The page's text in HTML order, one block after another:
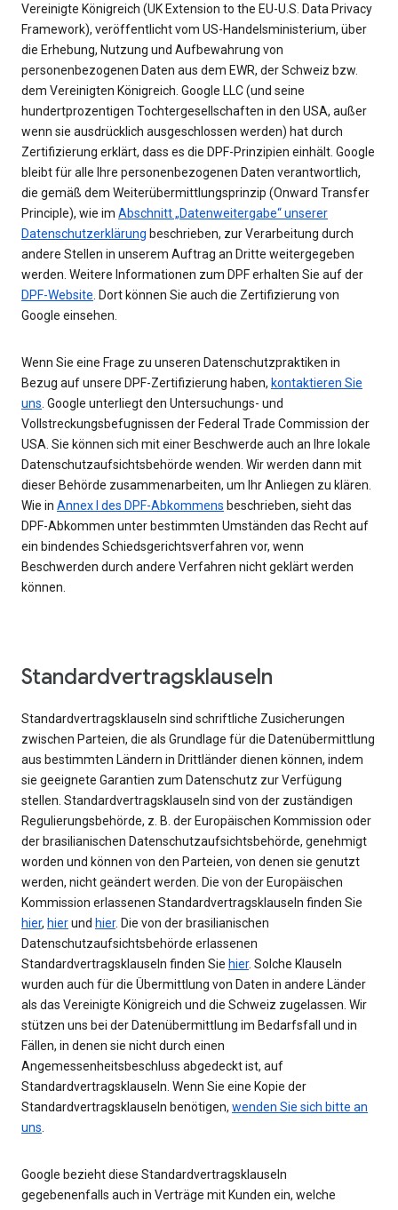
Vereinigte Königreich (UK Extension to the EU-U.S. Data Privacy
Framework), veröffentlicht vom US-Handelsministerium, über
die Erhebung, Nutzung und Aufbewahrung von
personenbezogenen Daten aus dem EWR, der Schweiz bzw.
dem Vereinigten Königreich. Google LLC (und seine
hundertprozentigen Tochtergesellschaften in den USA, außer
wenn sie ausdrücklich ausgeschlossen werden) hat durch
Zertifizierung erklärt, dass es die DPF-Prinzipien einhält. Google
bleibt für alle Ihre personenbezogenen Daten verantwortlich,
die gemäß dem Weiterübermittlungsprinzip (Onward Transfer
Principle), wie im Abschnitt „Datenweitergabe“ unserer
Datenschutzerklärung beschrieben, zur Verarbeitung durch
andere Stellen in unserem Auftrag an Dritte weitergegeben
werden. Weitere Informationen zum DPF erhalten Sie auf der
DPF-Website. Dort können Sie auch die Zertifizierung von
Google einsehen.
Wenn Sie eine Frage zu unseren Datenschutzpraktiken in
Bezug auf unsere DPF-Zertifizierung haben, kontaktieren Sie
uns. Google unterliegt den Untersuchungs- und
Vollstreckungsbefugnissen der Federal Trade Commission der
USA. Sie können sich mit einer Beschwerde auch an Ihre lokale
Datenschutzaufsichtsbehörde wenden. Wir werden dann mit
dieser Behörde zusammenarbeiten, um Ihr Anliegen zu klären.
Wie in Annex I des DPF-Abkommens beschrieben, sieht das
DPF-Abkommen unter bestimmten Umständen das Recht auf
ein bindendes Schiedsgerichtsverfahren vor, wenn
Beschwerden durch andere Verfahren nicht geklärt werden
können.
Standardvertragsklauseln
Standardvertragsklauseln sind schriftliche Zusicherungen
zwischen Parteien, die als Grundlage für die Datenübermittlung
aus bestimmten Ländern in Drittländer dienen können, indem
sie geeignete Garantien zum Datenschutz zur Verfügung
stellen. Standardvertragsklauseln sind von der zuständigen
Regulierungsbehörde, z. B. der Europäischen Kommission oder
der brasilianischen Datenschutzaufsichtsbehörde, genehmigt
worden und können von den Parteien, von denen sie genutzt
werden, nicht geändert werden. Die von der Europäischen
Kommission erlassenen Standardvertragsklauseln finden Sie
hier, hierund hier. Die von der brasilianischen
Datenschutzaufsichtsbehörde erlassenen
Standardvertragsklauseln finden Sie hier. Solche Klauseln
wurden auch für die Übermittlung von Daten in andere Länder
als das Vereinigte Königreich und die Schweiz zugelassen. Wir
stützen uns bei der Datenübermittlung im Bedarfsfall und in
Fällen, in denen sie nicht durch einen
Angemessenheitsbeschluss abgedeckt ist, auf
Standardvertragsklauseln. Wenn Sie eine Kopie der
Standardvertragsklauseln benötigen, wenden Sie sich bitte an
uns.
Google bezieht diese Standardvertragsklauseln
gegebenenfalls auch in Verträge mit Kunden ein, welche